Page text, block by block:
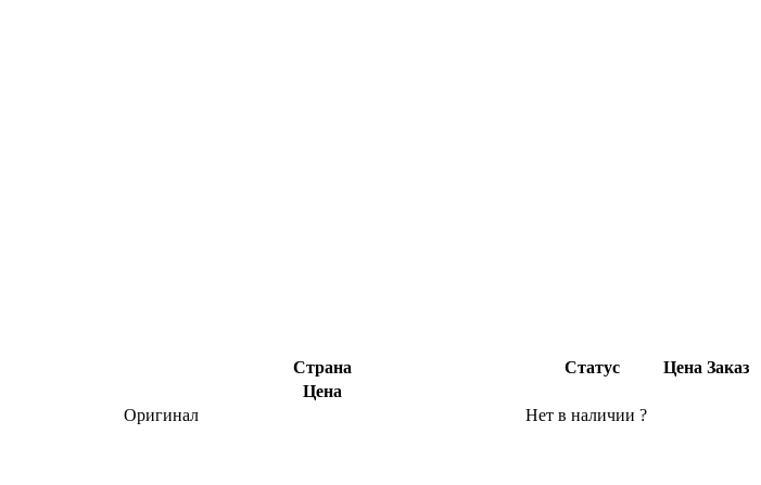
Страна Статус Цена Заказ
Цена
Оригинал Нет в наличии ?